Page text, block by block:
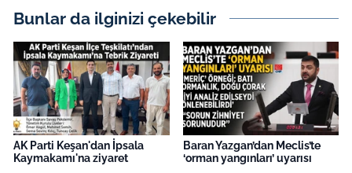
Bunlar da ilginizi çekebilir
AK Parti Keşan'dan İpsala
Kaymakamı'na ziyaret
Baran Yazgan’dan Meclis’te
‘orman yangınları’ uyarısı